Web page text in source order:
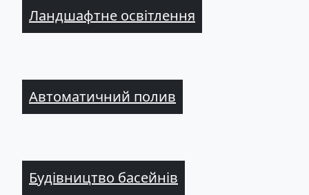
Ландшафтне освітлення
Автоматичний полив
Будівництво басейнів